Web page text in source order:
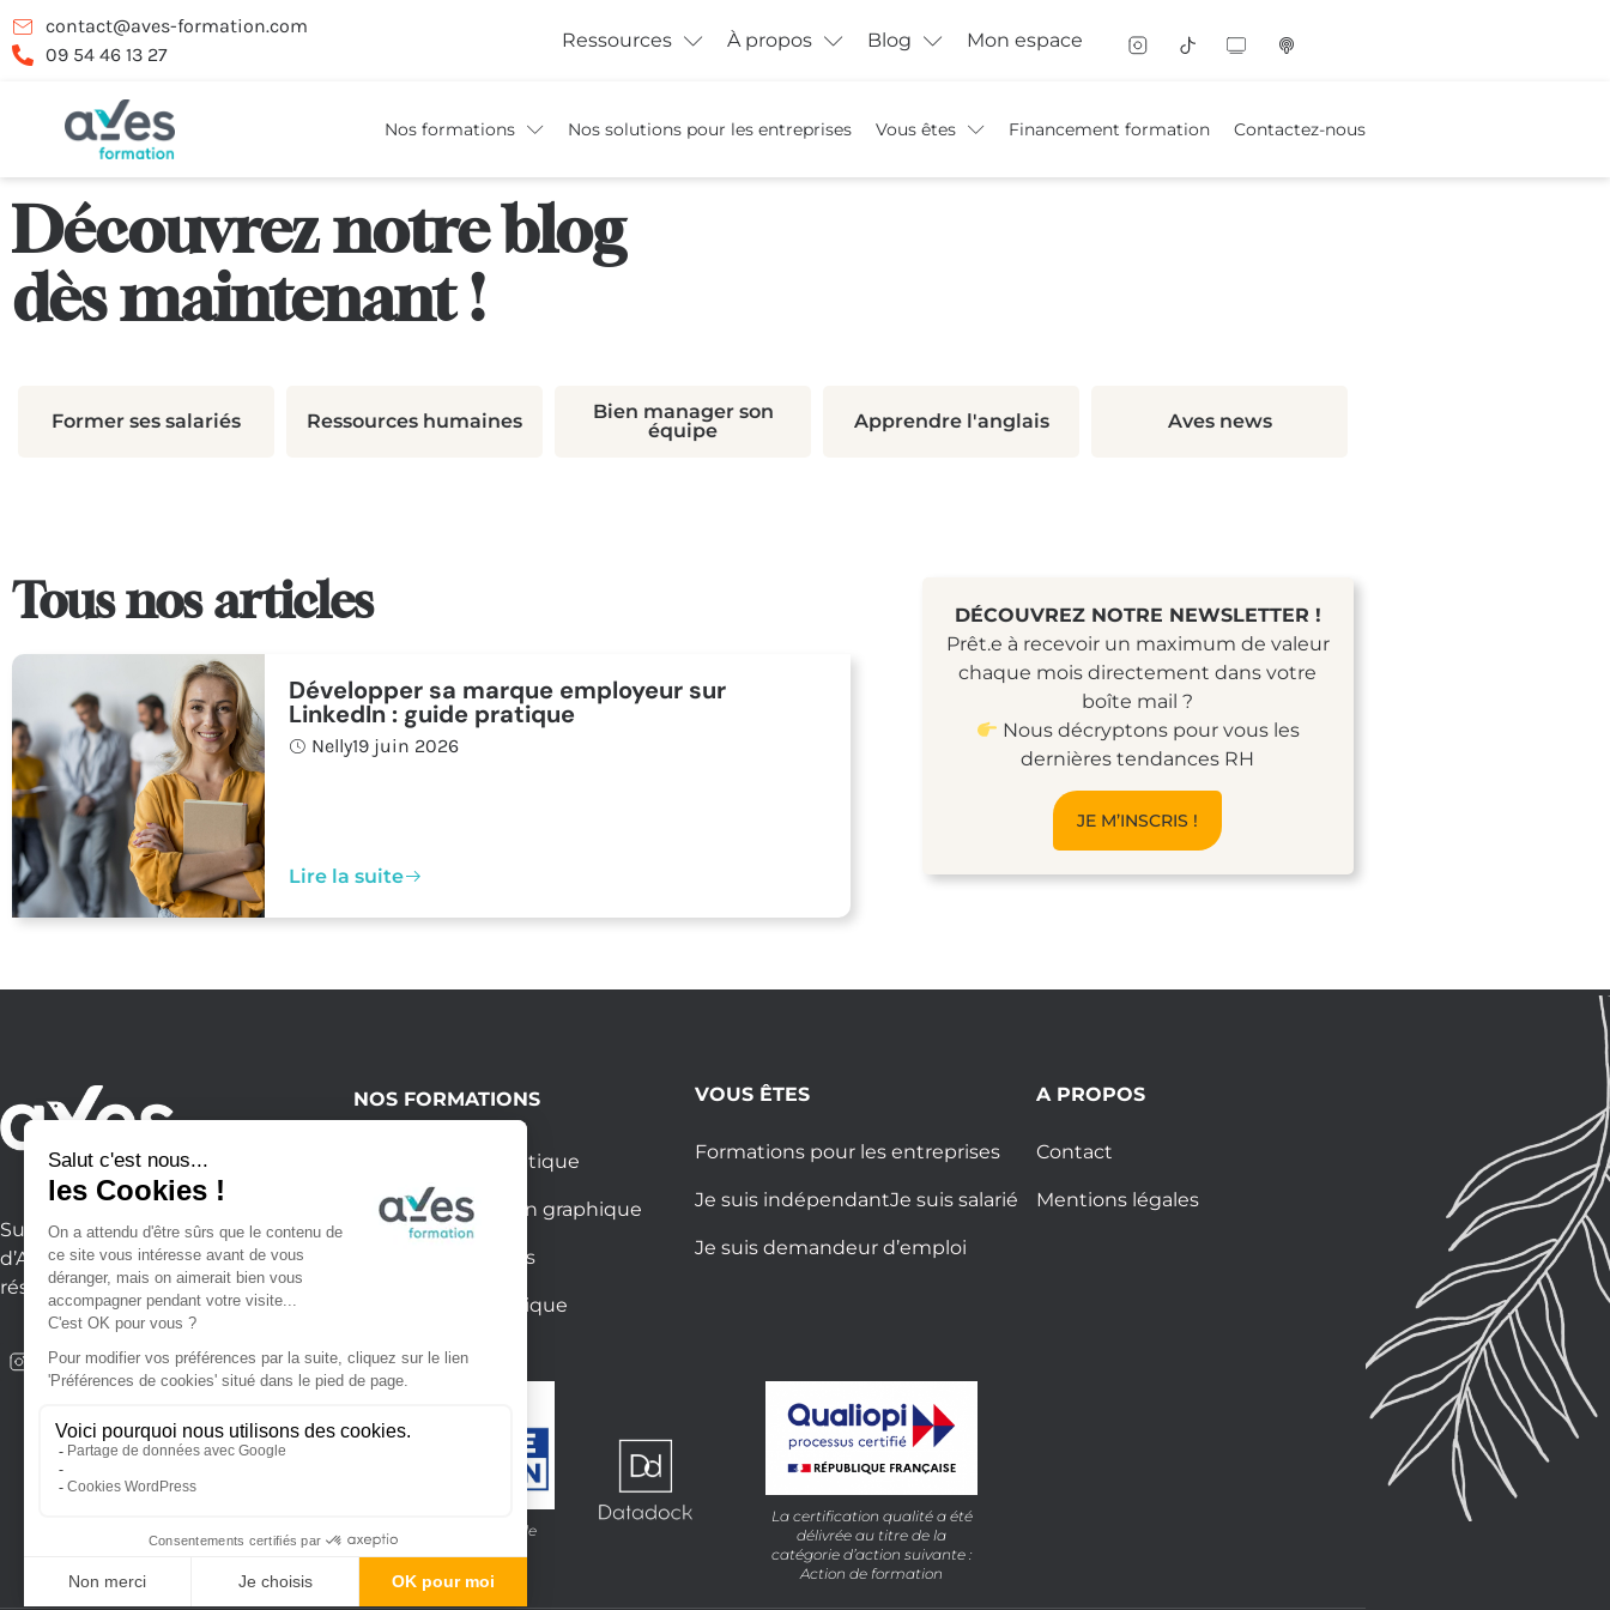
contact@aves-formation.com
09 54 46 13 27
Ressources À propos Blog Mon espace
Nos formations Nos solutions pour les entreprises Vous êtes Financement formation Contactez-nous
Découvrez notre blog
dès maintenant !
Former ses salariés Ressources humaines
Bien manager son
équipe
Apprendre l'anglais Aves news
Tous nos articles
Développer sa marque employeur sur
LinkedIn : guide pratique
Nelly19 juin 2026
Lire la suite
DÉCOUVREZ NOTRE NEWSLETTER !
Prêt.e à recevoir un maximum de valeur
chaque mois directement dans votre
boîte mail ?
Nous décryptons pour vous les
dernières tendances RH
JE M’INSCRIS !
Suivez toute l’actualité
d’Aves Formation sur nos
réseaux sociaux
NOS FORMATIONS
Formation bureautique
Formation création graphique
Formation langues
Formation numérique
VOUS ÊTES
Formations pour les entreprises
Je suis indépendantJe suis salarié
Je suis demandeur d’emploi
A PROPOS
Contact
Mentions légales
Formation finançable
La certification qualité a été
délivrée au titre de la
catégorie d’action suivante :
Action de formation